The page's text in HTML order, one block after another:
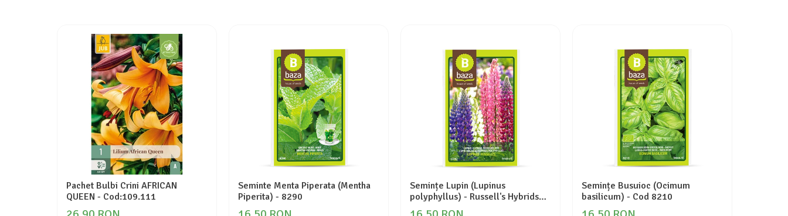
Pachet Bulbi Crini AFRICAN
QUEEN - Cod:109.111
Seminte Menta Piperata (Mentha
Piperita) - 8290
Semințe Lupin (Lupinus
polyphyllus) - Russell's Hybrids
(Mix) - Cod 6540
Semințe Busuioc (Ocimum
basilicum) - Cod 8210